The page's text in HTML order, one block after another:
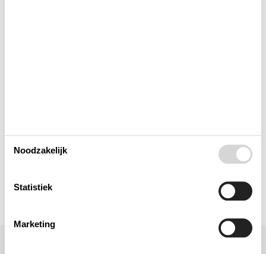
Opmerking
Verschillend
Noodzakelijk
Statistiek
Marketing